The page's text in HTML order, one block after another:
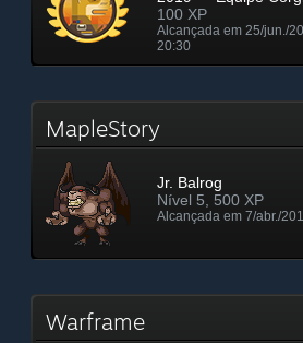
100 XP
Alcançada em 25/jun./
20:30
MapleStory
Jr. Balrog
Nível 5, 500 XP
Alcançada em 7/abr./
Warframe